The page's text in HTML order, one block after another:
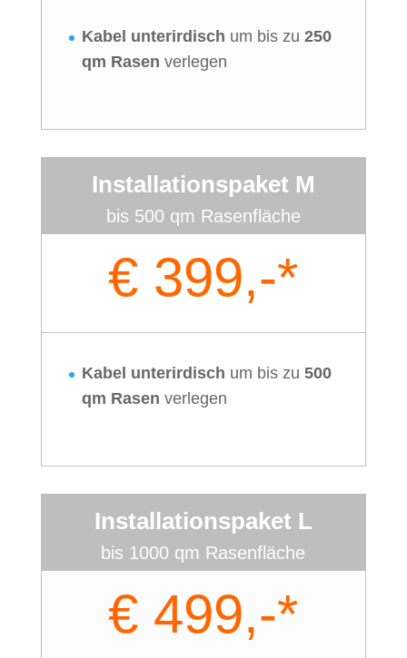
Kabel unterirdisch um bis zu 250
qm Rasen verlegen
Installationspaket M
bis 500 qm Rasenfläche
€ 399,-*
Kabel unterirdisch um bis zu 500
qm Rasen verlegen
Installationspaket L
bis 1000 qm Rasenfläche
€ 499,-*